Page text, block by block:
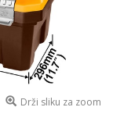
Drži sliku za zoom